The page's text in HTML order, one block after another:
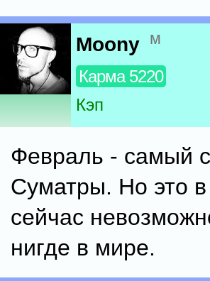
Moony м
Карма 5220
Кэп
Февраль - самый
Суматры. Но это в
сейчас
нигде в мире.